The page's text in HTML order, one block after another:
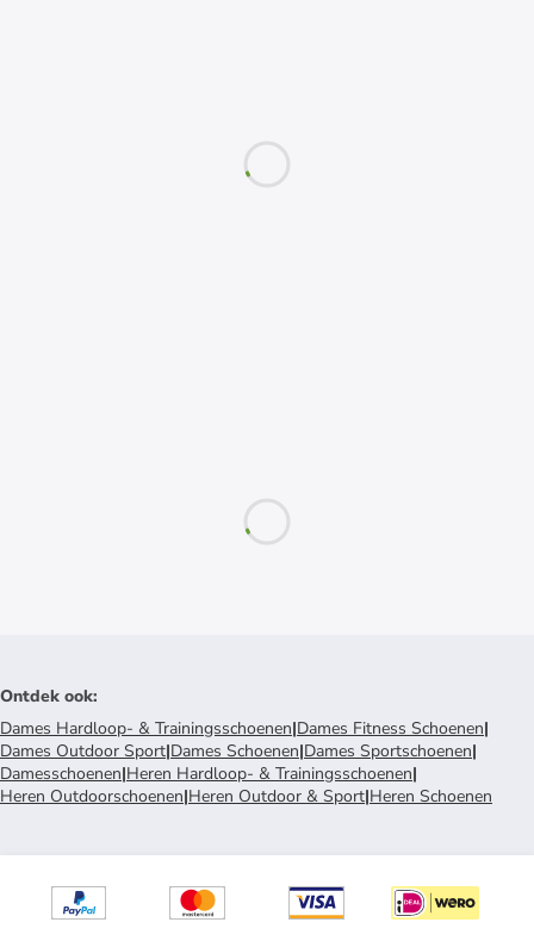
Ontdek ook:
Dames Hardloop- & Trainingsschoenen|Dames Fitness Schoenen|
Dames Outdoor Sport|Dames Schoenen|Dames Sportschoenen|
Damesschoenen|Heren Hardloop- & Trainingsschoenen|
Heren Outdoorschoenen|Heren Outdoor & Sport|Heren Schoenen